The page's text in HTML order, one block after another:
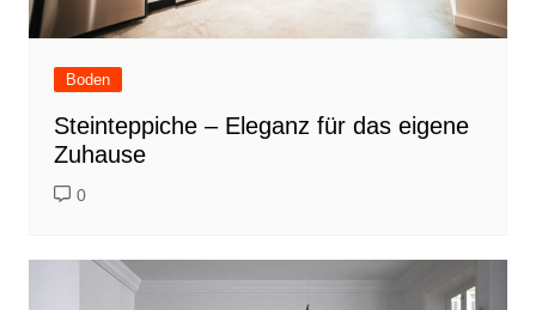
Boden
Steinteppiche – Eleganz für das eigene
Zuhause
0